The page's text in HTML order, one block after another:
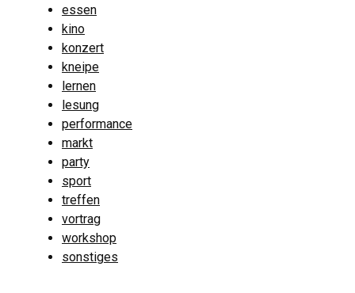
essen
kino
konzert
kneipe
lernen
lesung
performance
markt
party
sport
treffen
vortrag
workshop
sonstiges